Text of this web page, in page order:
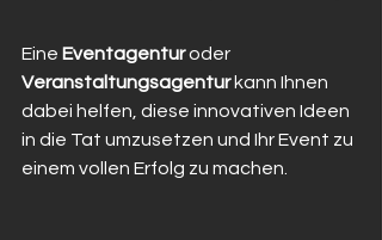
Eine Eventagentur oder
Veranstaltungsagentur kann Ihnen
dabei helfen, diese innovativen Ideen
in die Tat umzusetzen und Ihr Event zu
einem vollen Erfolg zu machen.